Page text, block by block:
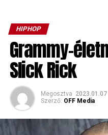
HIPHOP
Grammy-
Slick Rick
Megosztva 2023.01.07
Szerző: OFF Media